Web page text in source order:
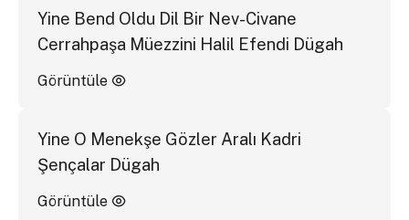
Yine Bend Oldu Dil Bir Nev-Civane
Cerrahpaşa Müezzini Halil Efendi Dügah
Görüntüle
Yine O Menekşe Gözler Aralı Kadri
Şençalar Dügah
Görüntüle